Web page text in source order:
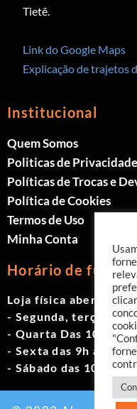
Tietê.
Link do Google Maps
Explicação de trajetos
Institucional
Quem Somos
Politicas de Privacidade
Políticas de Trocas e
Política de Cookies
Termos de Uso
Minha Conta
Horário de
Loja física aberta de
- Segunda, terça e
- Quarta Das 10h às
- Sexta das 9h às 18h
- Sábado das 10h às